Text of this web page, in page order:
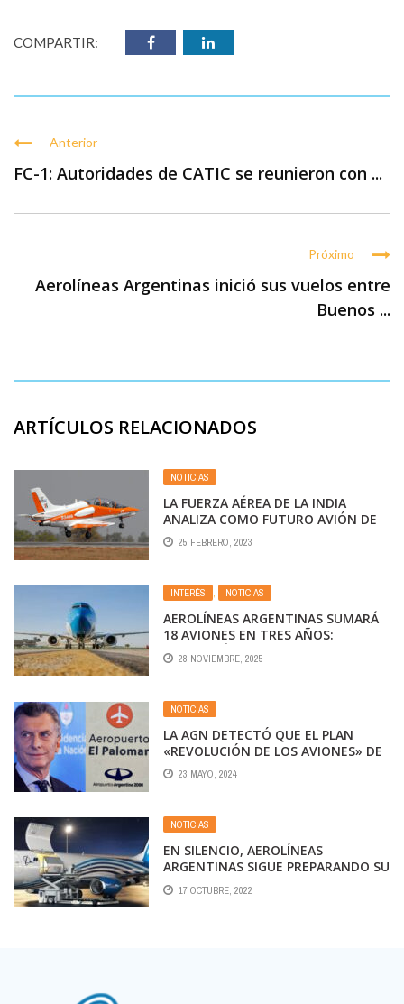
COMPARTIR:
Anterior
FC-1: Autoridades de CATIC se reunieron con ...
Próximo
Aerolíneas Argentinas inició sus vuelos entre
Buenos ...
ARTÍCULOS RELACIONADOS
NOTICIAS
LA FUERZA AÉREA DE LA INDIA
ANALIZA COMO FUTURO AVIÓN DE
ENTRENAMIENTO AL IA-63 PAMPA III
25 FEBRERO, 2023
INTERÉS , NOTICIAS
AEROLÍNEAS ARGENTINAS SUMARÁ
18 AVIONES EN TRES AÑOS:
INVERTIRÁ US$ 65 MILLONES SIN
APORTES DEL ESTADO
28 NOVIEMBRE, 2025
NOTICIAS
LA AGN DETECTÓ QUE EL PLAN
«REVOLUCIÓN DE LOS AVIONES» DE
MACRI NO CUMPLIÓ SUS OBJETIVOS
23 MAYO, 2024
NOTICIAS
EN SILENCIO, AEROLÍNEAS
ARGENTINAS SIGUE PREPARANDO SU
FLOTA DE CARGA
17 OCTUBRE, 2022